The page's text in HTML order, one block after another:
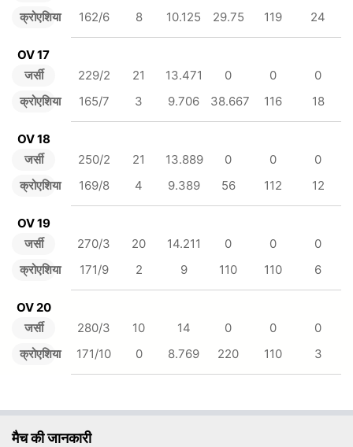
क्रोएशिया 162/6 8 10.125 29.75 119 24
OV 17
जर्सी
क्रोएशिया
229/2 21 13.471 0 0
0
165/7
3 9.706 38.667 116 18
OV 18
जर्सी
क्रोएशिया
250/2 21 13.889 0 0
0
169/8
4 9.389 56 112 12
OV 19
जर्सी
क्रोएशिया
270/3 20 14.211 0 0
0
171/9
2 9 110 110 6
OV 20
जर्सी
क्रोएशिया
280/3 10 14 0 0
0
171/10
0 8.769 220 110 3
मैच की जानकारी